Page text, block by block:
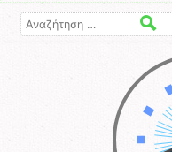
Αναζήτηση